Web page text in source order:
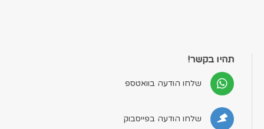
תהיו בקשר!
שלחו הודעה בוואטספ
שלחו הודעה בפייסבוק